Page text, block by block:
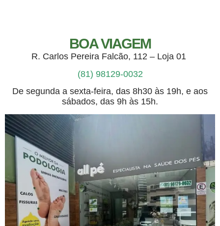
BOA VIAGEM
R. Carlos Pereira Falcão, 112 – Loja 01
(81) 98129-0032
De segunda a sexta-feira, das 8h30 às 19h, e aos
sábados, das 9h às 15h.